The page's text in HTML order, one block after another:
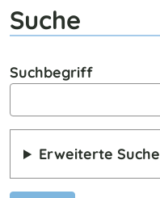
Suche
Suchbegriff
Erweiterte Suche